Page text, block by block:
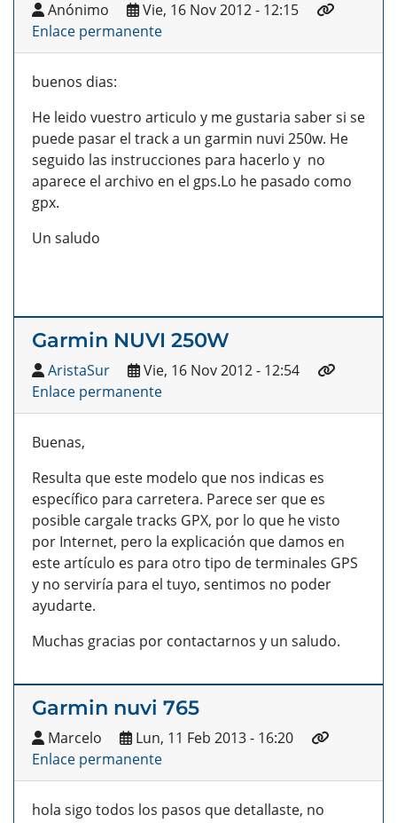
Anónimo
Vie, 16 Nov 2012 - 12:15
Enlace permanente
buenos dias:
He leido vuestro articulo y me gustaria saber si se
puede pasar el track a un garmin nuvi 250w. He
seguido las instrucciones para hacerlo y no
aparece el archivo en el gps.Lo he pasado como
gpx.
Un saludo
Garmin NUVI 250W
AristaSur
Vie, 16 Nov 2012 - 12:54
Enlace permanente
Buenas,
Resulta que este modelo que nos indicas es
específico para carretera. Parece ser que es
posible cargale tracks GPX, por lo que he visto
por Internet, pero la explicación que damos en
este artículo es para otro tipo de terminales GPS
y no serviría para el tuyo, sentimos no poder
ayudarte.
Muchas gracias por contactarnos y un saludo.
Garmin nuvi 765
Marcelo
Lun, 11 Feb 2013 - 16:20
Enlace permanente
hola sigo todos los pasos que detallaste, no